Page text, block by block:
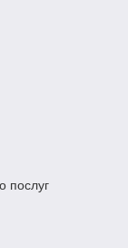
послуг